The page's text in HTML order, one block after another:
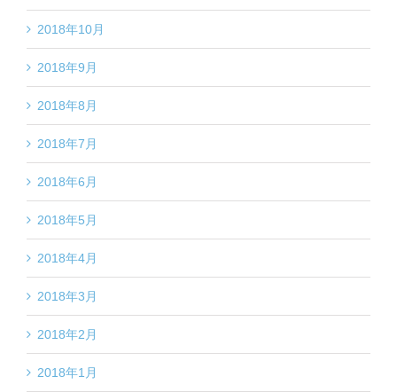
2018年10月
2018年9月
2018年8月
2018年7月
2018年6月
2018年5月
2018年4月
2018年3月
2018年2月
2018年1月